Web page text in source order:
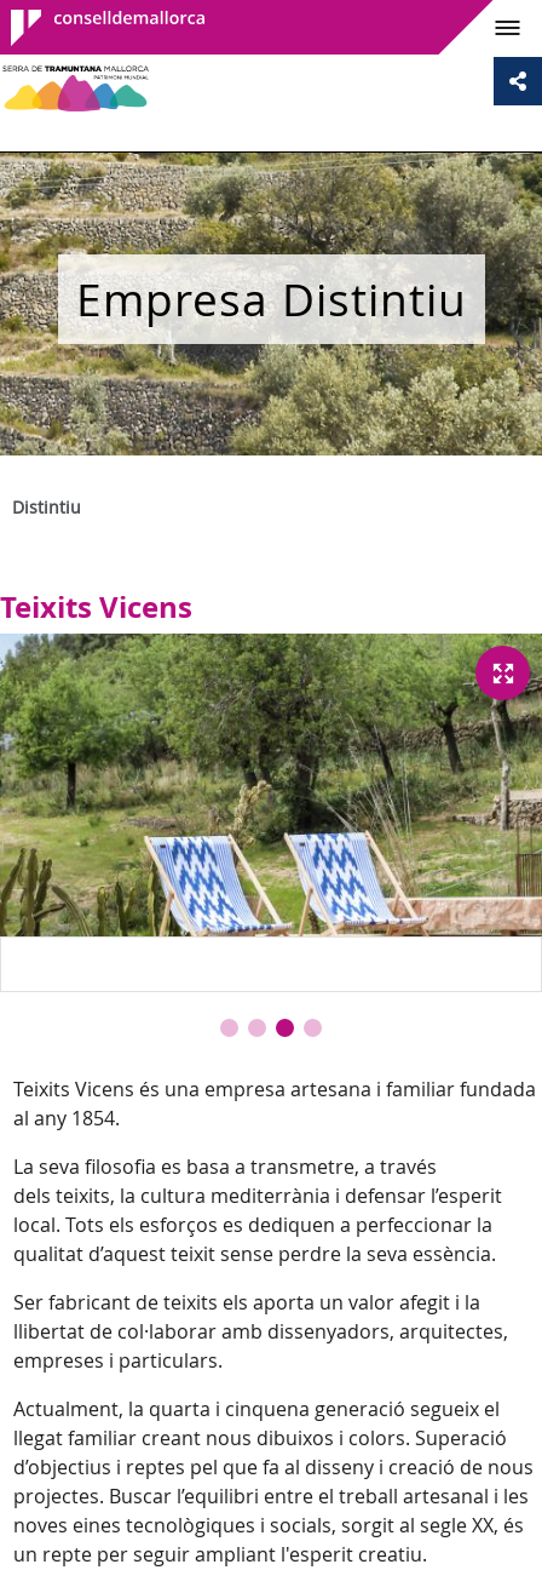
Consell de
Mallorca
Empresa Distintiu
Distintiu
Teixits Vicens
Teixits Vicens és una empresa artesana i familiar fundada
al any 1854.
La seva filosofia es basa a transmetre, a través
dels teixits, la cultura mediterrània i defensar l’esperit
local. Tots els esforços es dediquen a perfeccionar la
qualitat d’aquest teixit sense perdre la seva essència.
Ser fabricant de teixits els aporta un valor afegit i la
llibertat de col·laborar amb dissenyadors, arquitectes,
empreses i particulars.
Actualment, la quarta i cinquena generació segueix el
llegat familiar creant nous dibuixos i colors. Superació
d’objectius i reptes pel que fa al disseny i creació de nous
projectes. Buscar l’equilibri entre el treball artesanal i les
noves eines tecnològiques i socials, sorgit al segle XX, és
un repte per seguir ampliant l'esperit creatiu.